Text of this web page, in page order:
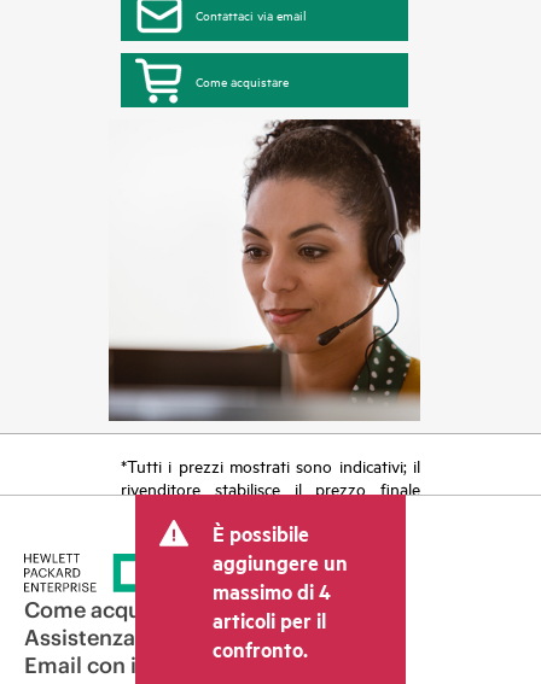
Contattaci via email
Come acquistare
*Tutti i prezzi mostrati sono indicativi; il
rivenditore stabilisce il prezzo finale
costi, come le imposte sulla vendita/IVA
e le spese di spedizione. Il prezzo della
transazione stabilito dal rivenditore può
variare rispetto a quello di altri
rivenditori e al prezzo indicativo
mostrato. I prezzi indicativi possono
includere offerte promozionali a tempo
È possibile
aggiungere un
massimo di 4
articoli per il
confronto.
Come acquistare
Assistenza per i prodotti
Email con il commerciale